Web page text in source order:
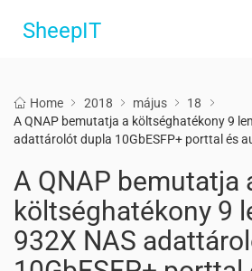
SheepIT
Home 2018 május
18
A QNAP bemutatja a költséghatékony 9
adattárolót dupla 10GbESFP+ porttal és
A QNAP bemutatja
költséghatékony 9
932X NAS